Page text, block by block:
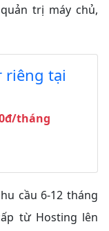
trị máy chủ,
riêng tại
tháng
cầu 6-12 tháng
từ Hosting lên